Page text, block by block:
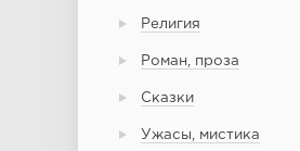
Религия
Роман, проза
Сказки
Ужасы, мистика